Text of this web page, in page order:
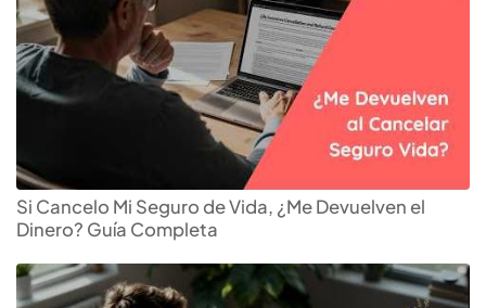
Si Cancelo Mi Seguro de Vida, ¿Me Devuelven el
Dinero? Guía Completa